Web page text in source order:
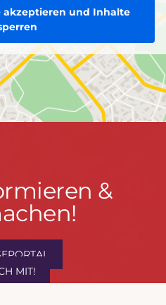
akzeptieren und Inhalte
&
MIT!